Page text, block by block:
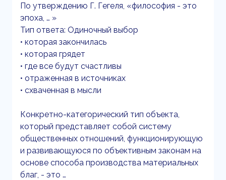
По утверждению Г. Гегеля, «философия - это
эпоха, … »
Тип ответа: Одиночный выбор
• которая закончилась
• которая грядет
• где все будут счастливы
• отраженная в источниках
• схваченная в мысли
Конкретно-категорический тип объекта,
который представляет собой систему
общественных отношений, функционирующую
и развивающуюся по объективным законам на
основе способа производства материальных
благ, - это …